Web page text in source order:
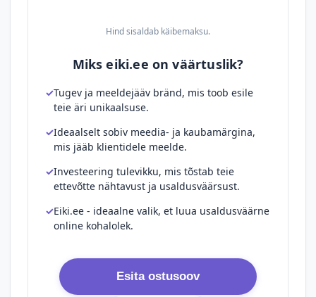
Hind sisaldab käibemaksu.
Miks eiki.ee on väärtuslik?
Tugev ja meeldejääv bränd, mis toob esile
teie äri unikaalsuse.
Ideaalselt sobiv meedia- ja kaubamärgina,
mis jääb klientidele meelde.
Investeering tulevikku, mis tõstab teie
ettevõtte nähtavust ja usaldusväärsust.
Eiki.ee - ideaalne valik, et luua usaldusväärne
online kohalolek.
Esita ostusoov